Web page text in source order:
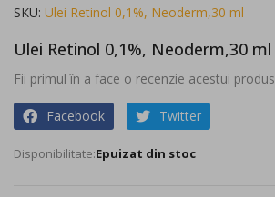
Skip
the
beginning
of
the
gallery
SKU Ulei Retinol 0,1%, Neoderm,30 ml
Ulei Retinol 0,1%, Neoderm,30 ml
Fii primul în a face o recenzie acestui produs
Facebook Twitter
Epuizat din stoc